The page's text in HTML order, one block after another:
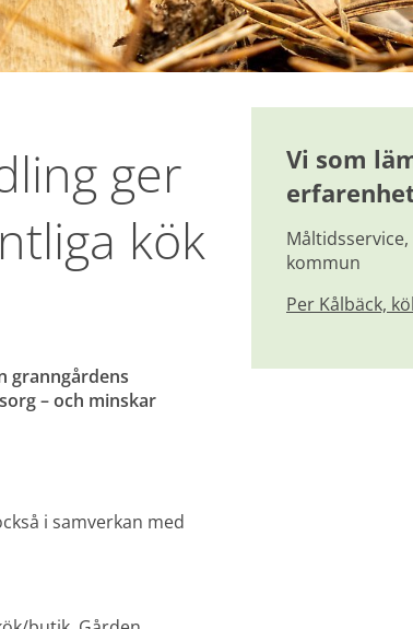
ger
kök
granngårdens
– och minskar
i samverkan med
Vi som
Måltidsservice,
kommun
Per Kålbäck,